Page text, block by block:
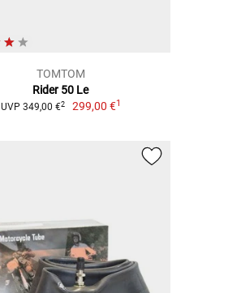
TOMTOM
Rider 50 Le
UVP 349,00 €2 299,00 €1